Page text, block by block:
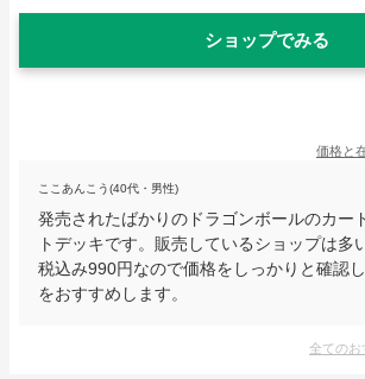
ショップでみる
価格と
ここあんこう(40代・男性)
発売されたばかりのドラゴンボールのカー
トデッキです。販売しているショップは多
税込み990円なので価格をしっかりと確認
をおすすめします。
全てのお